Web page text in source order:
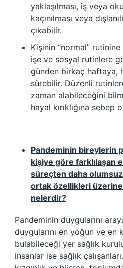
yaklaşılması, iş veya
kaçınılması veya
çıkabilir.
Kişinin “normal” rutinine
işe ve sosyal rutinlere
günden birkaç haftaya,
sürebilir. Düzenli
zaman alabileceğini
hayal kırıklığına sebep
Pandeminin bireylerin
kişiye göre farklılaşan
süreçten daha
ortak özellikleri
nelerdir?
Pandeminin duygularını
duygularını en yoğun ve en
bulabileceği yer sağlık
insanlar ise sağlık